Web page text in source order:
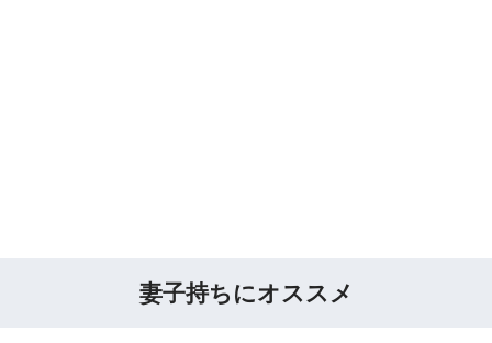
妻子持ちにオススメ